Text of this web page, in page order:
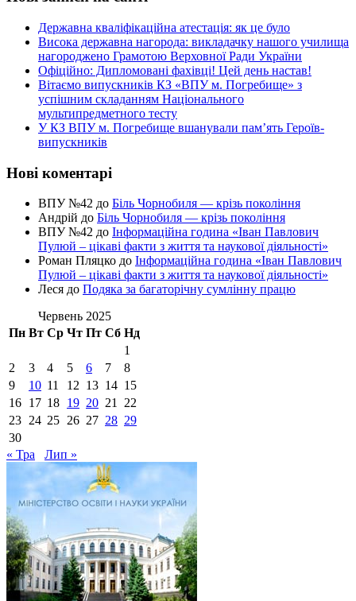
Державна кваліфікаційна атестація: як це було
Висока державна нагорода: викладачку нашого училища
нагороджено Грамотою Верховної Ради України
Офіційно: Дипломовані фахівці! Цей день настав!
Вітаємо випускників КЗ «ВПУ м. Погребище» з
успішним складанням Національного
мультипредметного тесту
У КЗ ВПУ м. Погребище вшанували пам’ять Героїв-
випускників
Нові коментарі
ВПУ №42 до Біль Чорнобиля — крізь покоління
Андрій до Біль Чорнобиля — крізь покоління
ВПУ №42 до Інформаційна година «Іван Павлович
Пулюй – цікаві факти з життя та наукової діяльності»
Роман Пляцко до Інформаційна година «Іван Павлович
Пулюй – цікаві факти з життя та наукової діяльності»
Леся до Подяка за багаторічну сумлінну працю
Червень 2025
Пн Вт Ср Чт Пт Сб Нд
1
2
3 4 5 6 7
8
9
10 11 12 13 14 15
16 17 18 19 20 21
22
23 24 25 26 27 28 29
30
« Тра
Лип »